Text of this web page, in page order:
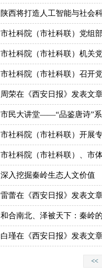
陕西将打造人工智能与社会
市社科院（市社科联）党组
市社科院（市社科联）机关
市社科院（市社科联）召开
周荣在《西安日报》发表文
市民大讲堂——“品鉴唐诗”
市社科院（市社科联）开展
市社科院（市社科联）、市
深入挖掘秦岭生态人文价值
雷蕾在《西安日报》发表文
和合南北、泽被天下：秦岭
白瑾在《西安日报》发表文
<<